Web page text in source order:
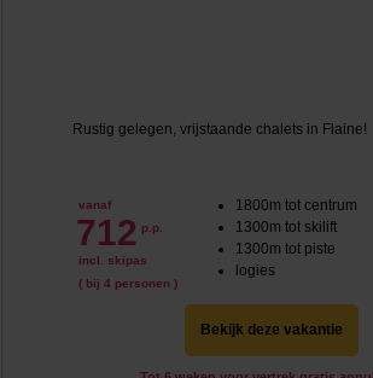
Rustig gelegen, vrijstaande chalets in Flaine!
vanaf
712 p.p.
incl. skipas
( bij 4 personen )
1800m tot centrum
1300m tot skilift
1300m tot piste
logies
Bekijk deze vakantie